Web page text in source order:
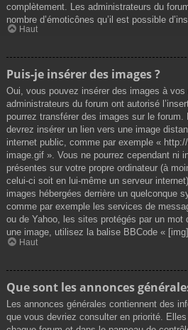
complètement. Les administrateurs du
nombre d’émoticônes qu’il est possible
Haut
Puis-je insérer des images ?
Oui, vous pouvez insérer des images à
administrateurs du forum ont autorisé
pourrez transférer des images sur le
devrez insérer un lien vers une image
internet public, comme par exemple «
image.gif ». Vous ne pourrez cependant ni
présentes sur votre propre ordinateur (à
celui-ci soit en lui-même un serveur
images hébergées derrière un quelconque
comme par exemple les services de
ou de Yahoo, les sites protégés par un mot
une image, utilisez la balise BBCode «
Haut
Que sont les annonces
Les annonces générales contiennent des
que vous devriez consulter en priorité.